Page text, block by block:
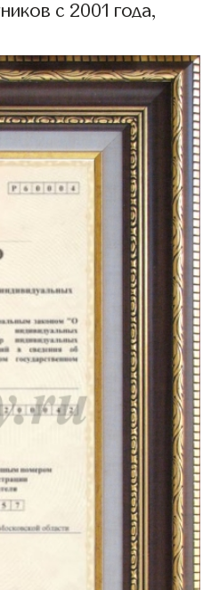
с 2001 года,